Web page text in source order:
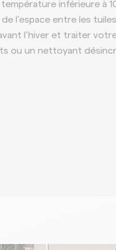
température inférieure à
l’espace entre les
l’hiver et traiter
ou un nettoyant